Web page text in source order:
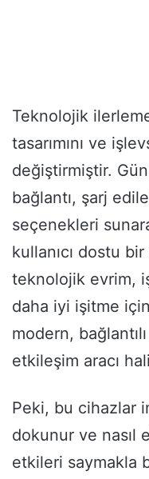
Teknolojik
tasarımını ve
değiştirmiştir.
bağlantı, şarj
seçenekleri
kullanıcı dostu
teknolojik evrim,
daha iyi işitme
modern,
etkileşim aracı
Peki, bu cihazlar
dokunur ve nasıl
etkileri saymakla